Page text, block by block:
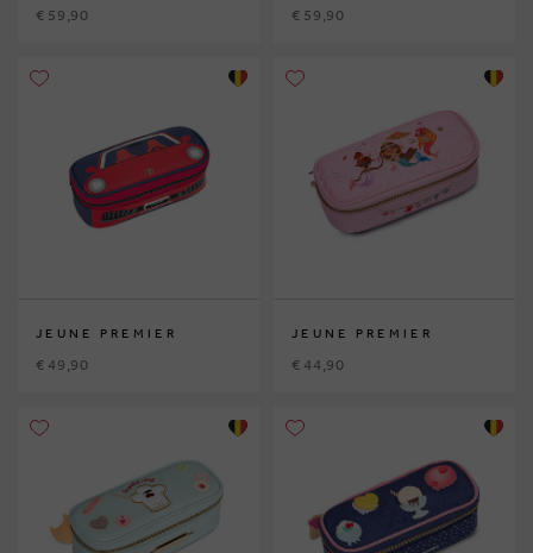
€ 59,90 € 59,90
JEUNE PREMIER
€ 49,90
JEUNE PREMIER
€ 44,90